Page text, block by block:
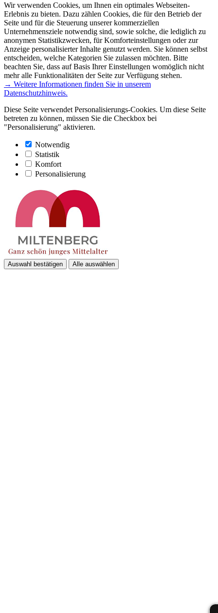
Wir verwenden Cookies, um Ihnen ein optimales Webseiten-
Erlebnis zu bieten. Dazu zählen Cookies, die für den Betrieb der
Seite und für die Steuerung unserer kommerziellen
Unternehmensziele notwendig sind, sowie solche, die lediglich zu
anonymen Statistikzwecken, für Komforteinstellungen oder zur
Anzeige personalisierter Inhalte genutzt werden. Sie können selbst
entscheiden, welche Kategorien Sie zulassen möchten. Bitte
beachten Sie, dass auf Basis Ihrer Einstellungen womöglich nicht
mehr alle Funktionalitäten der Seite zur Verfügung stehen.
→ Weitere Informationen finden Sie in unserem
Datenschutzhinweis.
Diese Seite verwendet Personalisierungs-Cookies. Um diese Seite
betreten zu können, müssen Sie die Checkbox bei
"Personalisierung" aktivieren.
Notwendig
Statistik
Komfort
Personalisierung
Auswahl bestätigen Alle auswählen